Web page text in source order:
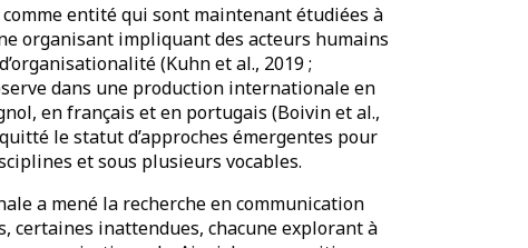
entité qui sont maintenant étudiées à
organisant impliquant des acteurs humains
(Kuhn et al., 2019 ;
dans une production internationale en
en français et en portugais (Boivin et al.,
le statut d’approches émergentes pour
et sous plusieurs vocables.
a mené la recherche en communication
certaines inattendues, chacune explorant à